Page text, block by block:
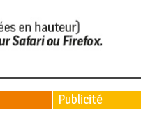
Publicité